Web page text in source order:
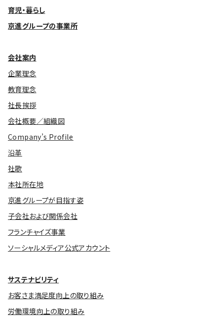
育児・暮らし
京進グループの事業所
会社案内
企業理念
教育理念
社長挨拶
会社概要／組織図
Company’s Profile
沿革
社歌
本社所在地
京進グループが目指す姿
子会社および関係会社
フランチャイズ事業
ソーシャルメディア公式アカウント
サステナビリティ
お客さま満足度向上の取り組み
労働環境向上の取り組み